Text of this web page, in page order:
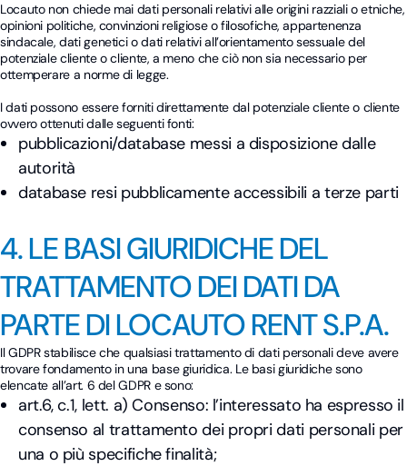
Locauto non chiede mai dati personali relativi alle origini razziali o etniche,
opinioni politiche, convinzioni religiose o filosofiche, appartenenza
sindacale, dati genetici o dati relativi all’orientamento sessuale del
potenziale cliente o cliente, a meno che ciò non sia necessario per
ottemperare a norme di legge.
I dati possono essere forniti direttamente dal potenziale cliente o cliente
ovvero ottenuti dalle seguenti fonti:
pubblicazioni/database messi a disposizione dalle
autorità
database resi pubblicamente accessibili a terze parti
4. LE BASI GIURIDICHE DEL
TRATTAMENTO DEI DATI DA
PARTE DI LOCAUTO RENT S.P.A.
Il GDPR stabilisce che qualsiasi trattamento di dati personali deve avere
trovare fondamento in una base giuridica. Le basi giuridiche sono
elencate all’art. 6 del GDPR e sono:
art.6, c.1, lett. a) Consenso: l’interessato ha espresso il
consenso al trattamento dei propri dati personali per
una o più specifiche finalità;